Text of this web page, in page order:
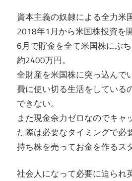
資本主義の奴隷による全力米
2018年1月から米国株投資を
6月で貯金を全て米国株にぶ
約2400万円。
全財産を米国株に突っ込んで
費に使い切る生活をしている
できない。
また現金余力ゼロなのでキャ
た際は必要なタイミングで必
持ち株を売ってお金を作るス
社会人になって必要に迫られ